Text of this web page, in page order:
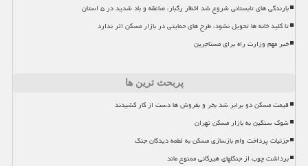
بارندگی های تابستانی شروع شد اخطار رگبار، صاعقه و باد شدید در ۵ استان
تا کلید خانه ها تحویل نشود، طرح های حمایتی در بازار مسکن اثر ندارد
خبر مهم وزارت راه برای مستاجرین
پربحث ترین ها
قیمت مسکن دو برابر شد بخر و بفروش ها دست از کار کشیدند
شوک سنگین به بازار مسکن تهران
جزئیات پرداخت وام بازسازی مسکن به لطمه دیدگان جنگ
برداشت چوب از جنگلهای هیرکانی ممنوع ماند